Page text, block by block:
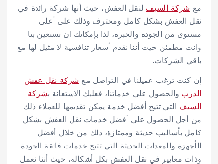
مع شركة السيف لنقل العفش، حيث أنها شركة رائدة في
نقل العفش بشكل كامل ومحترف وذلك على أعلى
مستوى من الجودة والخبرة، لذا بإمكانك ان تستعين بنا
وانت مطمئن حيث أننا نقدم أسعار تنافسية لا مثيل لها مع
باقي الشركات.
إن كنت ترغب عميلنا في التواصل مع شركة نقل عفش
الدرب والحصول على خدماتنا، فعليك الاستعانة بشركة
السيف التي تتيح أفضل خدمة يمكن تقديمها للعملاء ذلك
من أجل الحصول على أفضل خدمات نقل العفش بشكل
كامل بأساليب حديثة وممتازة، ذلك من خلال أفضل
الأجهزة والمعدات الحديثة التي تتيح خدمات فائقة الجودة
وذات معايير في نقل العفش بكل أشكاله، حيث أننا نعمل